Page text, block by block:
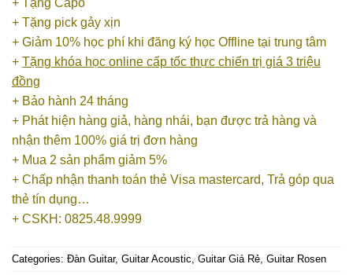
+ Tặng Capo
+ Tặng pick gảy xịn
+ Giảm 10% học phí khi đăng ký học Offline tại trung tâm
+ Tặng khóa học online cấp tốc thực chiến trị giá 3 triệu
đồng
+ Bảo hành 24 tháng
+ Phát hiện hàng giả, hàng nhái, bạn được trả hàng và
nhận thêm 100% giá trị đơn hàng
+ Mua 2 sản phẩm giảm 5%
+ Chấp nhận thanh toán thẻ Visa mastercard, Trả góp qua
thẻ tín dụng…
+ CSKH: 0825.48.9999
Categories: Đàn Guitar, Guitar Acoustic, Guitar Giá Rẻ, Guitar Rosen